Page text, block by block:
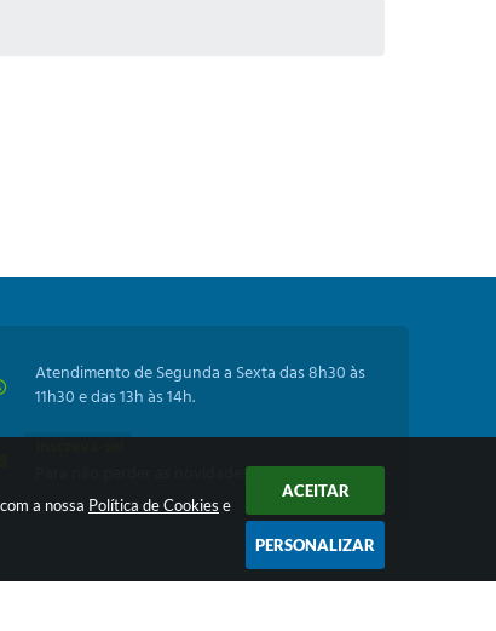
a nossa Política de Cookies e
ACEITAR
PERSONALIZAR
Atendimento de Segunda a Sexta das 8h30 às
11h30 e das 13h às 14h.
Para não perder as novidades da Prefeitura